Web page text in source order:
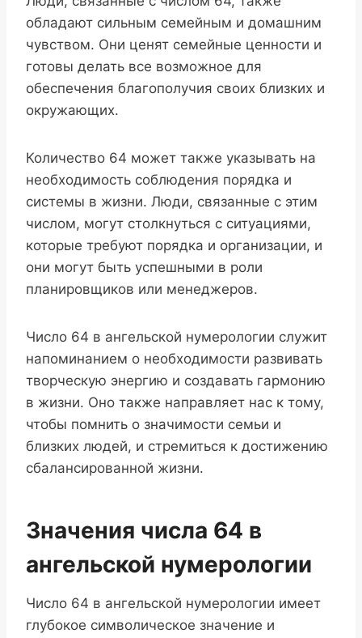
обладают сильным семейным и домашним
чувством. Они ценят семейные ценности и
готовы делать все возможное для
обеспечения благополучия своих близких и
окружающих.
Количество 64 может также указывать на
необходимость соблюдения порядка и
системы в жизни. Люди, связанные с этим
числом, могут столкнуться с ситуациями,
которые требуют порядка и организации, и
они могут быть успешными в роли
планировщиков или менеджеров.
Число 64 в ангельской нумерологии служит
напоминанием о необходимости развивать
творческую энергию и создавать гармонию
в жизни. Оно также направляет нас к тому,
чтобы помнить о значимости семьи и
близких людей, и стремиться к достижению
сбалансированной жизни.
Значения числа 64 в
ангельской нумерологии
Число 64 в ангельской нумерологии имеет
глубокое символическое значение и